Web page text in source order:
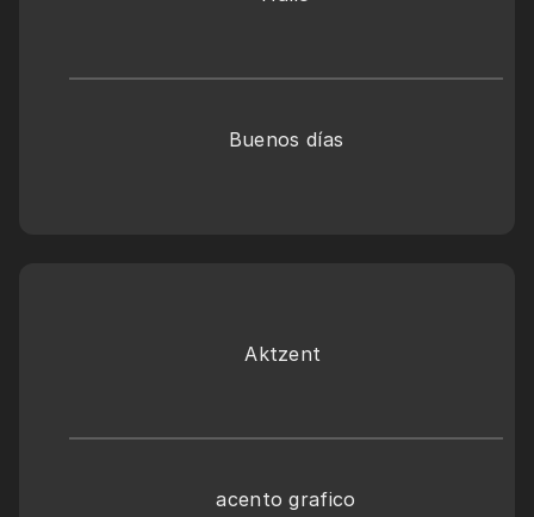
Buenos días
Aktzent
acento grafico